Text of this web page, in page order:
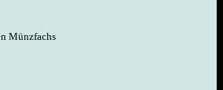
Münzfachs